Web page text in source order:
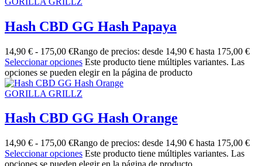
Hash CBD GG Hash Papaya
14,90 € - 175,00 €Rango de precios: desde 14,90 € hasta 175,00 €
Seleccionar opciones Este producto tiene múltiples variantes. Las
opciones se pueden elegir en la página de producto
GORILLA GRILLZ
Hash CBD GG Hash Orange
14,90 € - 175,00 €Rango de precios: desde 14,90 € hasta 175,00 €
Seleccionar opciones Este producto tiene múltiples variantes. Las